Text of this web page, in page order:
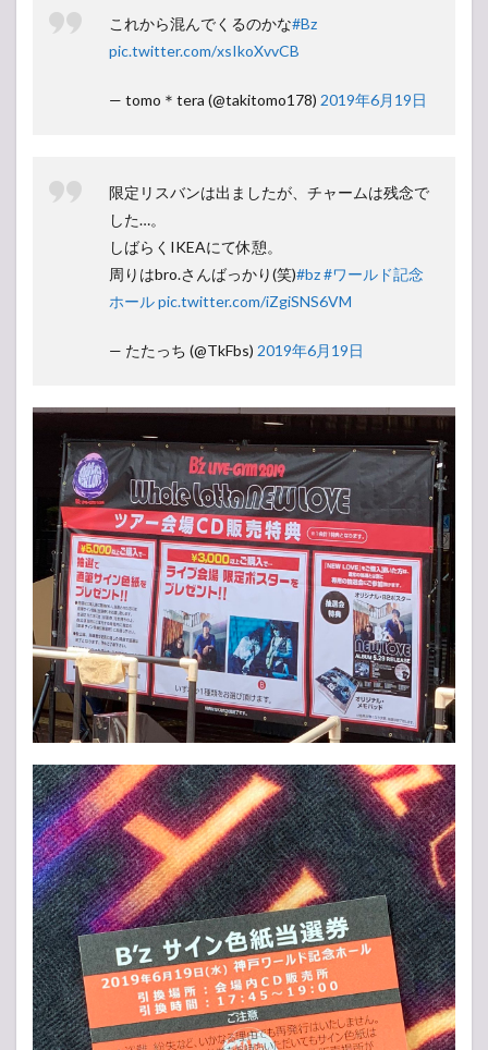
これから混んでくるのかな#Bz
pic.twitter.com/xsIkoXvvCB
— tomo＊tera (@takitomo178) 2019年6月19日
限定リスバンは出ましたが、チャームは残念で
した…。
しばらくIKEAにて休憩。
周りはbro.さんばっかり(笑)#bz#ワールド記念
ホールpic.twitter.com/iZgiSNS6VM
— たたっち (@TkFbs) 2019年6月19日